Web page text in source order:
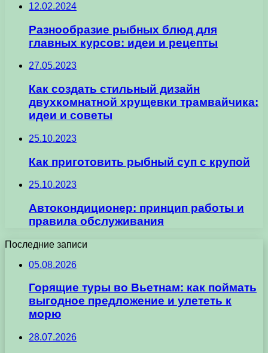
12.02.2024
Разнообразие рыбных блюд для
главных курсов: идеи и рецепты
27.05.2023
Как создать стильный дизайн
двухкомнатной хрущевки трамвайчика:
идеи и советы
25.10.2023
Как приготовить рыбный суп с крупой
25.10.2023
Автокондиционер: принцип работы и
правила обслуживания
Последние записи
05.08.2026
Горящие туры во Вьетнам: как поймать
выгодное предложение и улететь к
морю
28.07.2026